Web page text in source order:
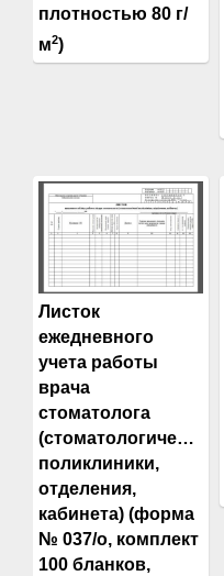
плотностью 80 г/
м2)
Листок
ежедневного
учета работы
врача
стоматолога
(стоматологической
поликлиники,
отделения,
кабинета) (форма
№ 037/о, комплект
100 бланков,